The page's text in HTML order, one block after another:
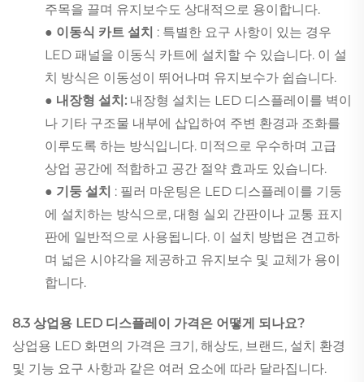
주목을 끌며 유지보수도 상대적으로 용이합니다.
● 이동식 카트 설치 : 특별한 요구 사항이 있는 경우
LED 패널을 이동식 카트에 설치할 수 있습니다. 이 설
치 방식은 이동성이 뛰어나며 유지보수가 쉽습니다.
● 내장형 설치: 내장형 설치는 LED 디스플레이를 벽이
나 기타 구조물 내부에 삽입하여 주변 환경과 조화를
이루도록 하는 방식입니다. 미적으로 우수하며 고급
상업 공간에 적합하고 공간 절약 효과도 있습니다.
● 기둥 설치 : 필러 마운팅은 LED 디스플레이를 기둥
에 설치하는 방식으로, 대형 실외 간판이나 교통 표지
판에 일반적으로 사용됩니다. 이 설치 방법은 견고하
며 넓은 시야각을 제공하고 유지보수 및 교체가 용이
합니다.
8.3 상업용 LED 디스플레이 가격은 어떻게 되나요?
상업용 LED 화면의 가격은 크기, 해상도, 브랜드, 설치 환경
및 기능 요구 사항과 같은 여러 요소에 따라 달라집니다.